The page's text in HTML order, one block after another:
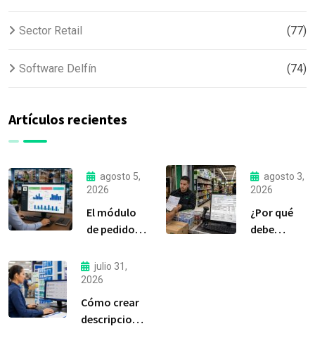
Sector Retail (77)
Software Delfín (74)
Artículos recientes
agosto 5,
2026
El módulo
de pedidos:
la
herramienta
más
importante
de Delfín
agosto 3,
2026
¿Por qué
debe
julio 31,
2026
Cómo crear
descripciones